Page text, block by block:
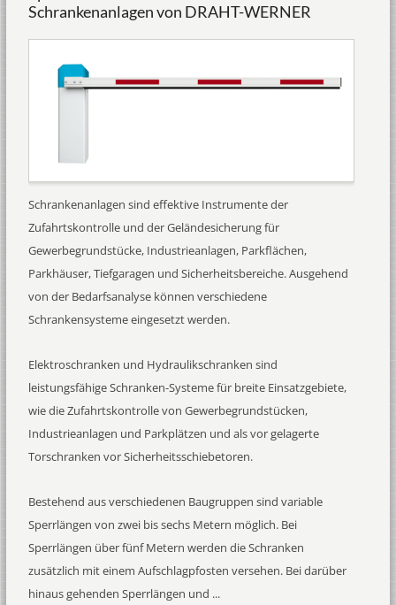
Schrankenanlagen von DRAHT-WERNER
Schrankenanlagen sind effektive Instrumente der
Zufahrtskontrolle und der Geländesicherung für
Gewerbegrundstücke, Industrieanlagen, Parkflächen,
Parkhäuser, Tiefgaragen und Sicherheitsbereiche. Ausgehend
von der Bedarfsanalyse können verschiedene
Schrankensysteme eingesetzt werden.
Elektroschranken und Hydraulikschranken sind
leistungsfähige Schranken-Systeme für breite Einsatzgebiete,
wie die Zufahrtskontrolle von Gewerbegrundstücken,
Industrieanlagen und Parkplätzen und als vor gelagerte
Torschranken vor Sicherheitsschiebetoren.
Bestehend aus verschiedenen Baugruppen sind variable
Sperrlängen von zwei bis sechs Metern möglich. Bei
Sperrlängen über fünf Metern werden die Schranken
zusätzlich mit einem Aufschlagpfosten versehen. Bei darüber
hinaus gehenden Sperrlängen und ...